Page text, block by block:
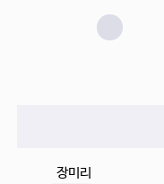
장미리